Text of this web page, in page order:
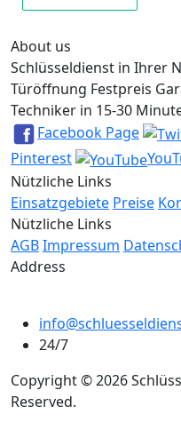
About us
Schlüsseldienst in Ihrer
Türöffnung Festpreis
Techniker in 15-30
Facebook Page
Pinterest
Nützliche Links
Einsatzgebiete Preise
Nützliche Links
AGBImpressum
Address
24/7
Copyright © 2026
Reserved.